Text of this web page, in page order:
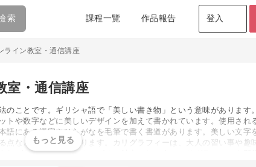
索 課程一覽 作品報告 登入
ライン教室・通信講座
室・通信講座
のことです。ギリシャ語で「美しい書き物」という意味があります
トや数字などに美しいデザインを加えて書かれています。使用され
語にある漢字やひらがなを毛筆で書く書道があります。美しい文字
点などは大きく異なります。カリグラフィーは、大人の習い事や趣
ればどこでも楽しめるのがその魅力でしょう。カリグラフィーを習